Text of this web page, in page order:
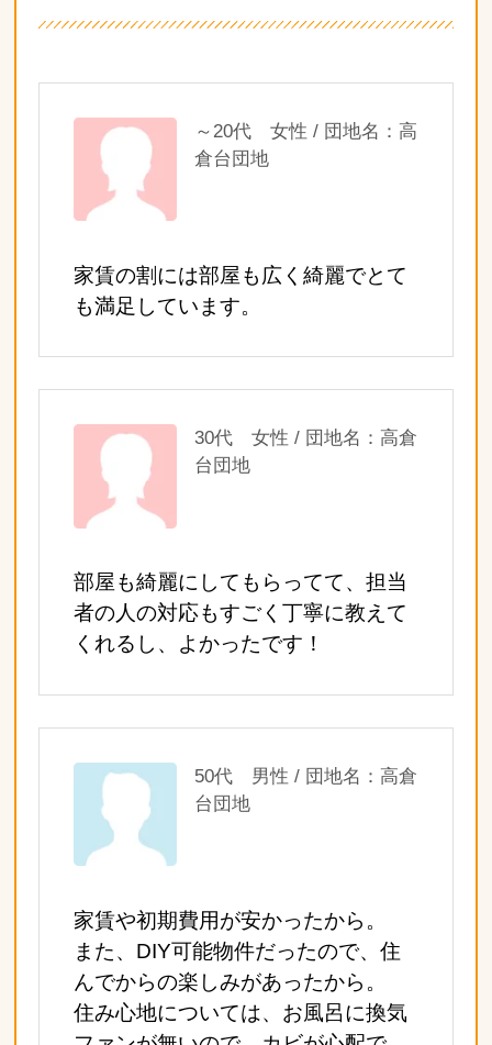
～20代 女性 / 団地名：高
倉台団地
家賃の割には部屋も広く綺麗でとて
も満足しています。
30代 女性 / 団地名：高倉
台団地
部屋も綺麗にしてもらってて、担当
者の人の対応もすごく丁寧に教えて
くれるし、よかったです！
50代 男性 / 団地名：高倉
台団地
家賃や初期費用が安かったから。
また、DIY可能物件だったので、住
んでからの楽しみがあったから。
住み心地については、お風呂に換気